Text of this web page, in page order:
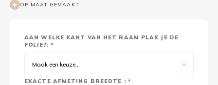
Origami
OP MAAT GEMAAKT
AAN WELKE KANT VAN HET RAAM PLAK JE DE
FOLIE?: *
Maak een keuze...
EXACTE AFMETING BREEDTE : *